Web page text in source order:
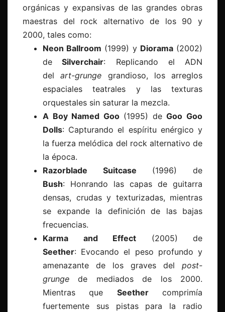
orgánicas y expansivas de las grandes obras
maestras del rock alternativo de los 90 y
2000, tales como:
Neon Ballroom (1999) y Diorama(2002)
de Silverchair: Replicando el ADN
delart-grunge grandioso, los arreglos
espaciales teatrales y las texturas
orquestales sin saturar la mezcla.
A Boy Named Goo(1995) deGoo Goo
Dolls: Capturando el espíritu enérgico y
la fuerza melódica del rock alternativo de
la época.
Razorblade Suitcase (1996) de
Bush: Honrando las capas de guitarra
densas, crudas y texturizadas, mientras
se expande la definición de las bajas
frecuencias.
Karma and Effect (2005) de
Seether: Evocando el peso profundo y
amenazante de los graves del post-
grunge de mediados de los 2000.
Mientras que Seethercomprimía
fuertemente sus pistas para la radio